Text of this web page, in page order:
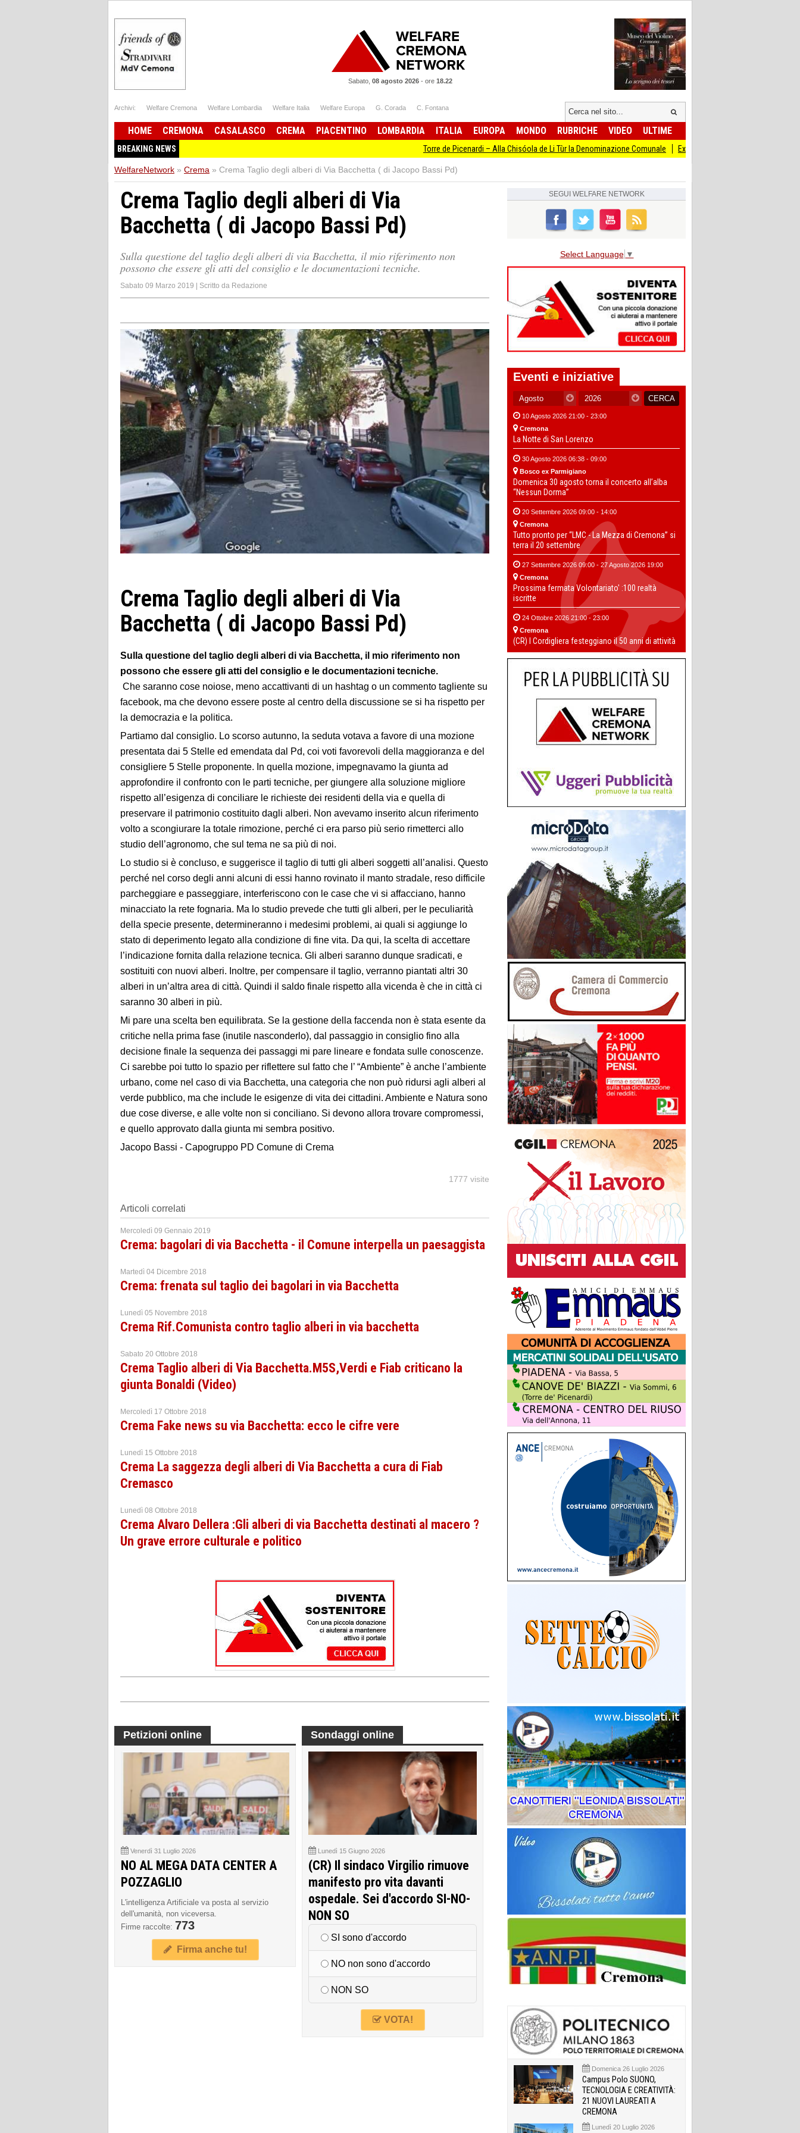
Sabato, 08 agosto 2026- ore 18.22
Archivi: Welfare Cremona Welfare Lombardia Welfare Italia Welfare Europa G. Corada C. Fontana
HOME CREMONA CASALASCO CREMA PIACENTINO LOMBARDIA ITALIA EUROPA MONDO RUBRICHE VIDEO ULTIME
BREAKING NEWS Torre de Picenardi – Alla Chisóola de Li Tùr la Denominazione Comunale Ex Ilva, Schlein e delegazione Pd incontrano
WelfareNetwork » Crema » Crema Taglio degli alberi di Via Bacchetta ( di Jacopo Bassi Pd)
Crema Taglio degli alberi di Via
Bacchetta ( di Jacopo Bassi Pd)
Sulla questione del taglio degli alberi di via Bacchetta, il mio riferimento non
possono che essere gli atti del consiglio e le documentazioni tecniche.
Sabato 09 Marzo 2019 | Scritto da Redazione
Crema Taglio degli alberi di Via
Bacchetta ( di Jacopo Bassi Pd)
Sulla questione del taglio degli alberi di via Bacchetta, il mio riferimento non
possono che essere gli atti del consiglio e le documentazioni tecniche.
Che saranno cose noiose, meno accattivanti di un hashtag o un commento tagliente su
facebook, ma che devono essere poste al centro della discussione se si ha rispetto per
la democrazia e la politica.
Partiamo dal consiglio. Lo scorso autunno, la seduta votava a favore di una mozione
presentata dai 5 Stelle ed emendata dal Pd, coi voti favorevoli della maggioranza e del
consigliere 5 Stelle proponente. In quella mozione, impegnavamo la giunta ad
approfondire il confronto con le parti tecniche, per giungere alla soluzione migliore
rispetto all’esigenza di conciliare le richieste dei residenti della via e quella di
preservare il patrimonio costituito dagli alberi. Non avevamo inserito alcun riferimento
volto a scongiurare la totale rimozione, perché ci era parso più serio rimetterci allo
studio dell’agronomo, che sul tema ne sa più di noi.
Lo studio si è concluso, e suggerisce il taglio di tutti gli alberi soggetti all’analisi. Questo
perché nel corso degli anni alcuni di essi hanno rovinato il manto stradale, reso difficile
parcheggiare e passeggiare, interferiscono con le case che vi si affacciano, hanno
minacciato la rete fognaria. Ma lo studio prevede che tutti gli alberi, per le peculiarità
della specie presente, determineranno i medesimi problemi, ai quali si aggiunge lo
stato di deperimento legato alla condizione di fine vita. Da qui, la scelta di accettare
l’indicazione fornita dalla relazione tecnica. Gli alberi saranno dunque sradicati, e
sostituiti con nuovi alberi. Inoltre, per compensare il taglio, verranno piantati altri 30
alberi in un’altra area di città. Quindi il saldo finale rispetto alla vicenda è che in città ci
saranno 30 alberi in più.
Mi pare una scelta ben equilibrata. Se la gestione della faccenda non è stata esente da
critiche nella prima fase (inutile nasconderlo), dal passaggio in consiglio fino alla
decisione finale la sequenza dei passaggi mi pare lineare e fondata sulle conoscenze.
Ci sarebbe poi tutto lo spazio per riflettere sul fatto che l’ “Ambiente” è anche l’ambiente
urbano, come nel caso di via Bacchetta, una categoria che non può ridursi agli alberi al
verde pubblico, ma che include le esigenze di vita dei cittadini. Ambiente e Natura sono
due cose diverse, e alle volte non si conciliano. Si devono allora trovare compromessi,
e quello approvato dalla giunta mi sembra positivo.
Jacopo Bassi - Capogruppo PD Comune di Crema
1777 visite
Articoli correlati
Mercoledì 09 Gennaio 2019
Crema: bagolari di via Bacchetta - il Comune interpella un paesaggista
Martedì 04 Dicembre 2018
Crema: frenata sul taglio dei bagolari in via Bacchetta
Lunedì 05 Novembre 2018
Crema Rif.Comunista contro taglio alberi in via bacchetta
Sabato 20 Ottobre 2018
Crema Taglio alberi di Via Bacchetta.M5S,Verdi e Fiab criticano la
giunta Bonaldi (Video)
Mercoledì 17 Ottobre 2018
Crema Fake news su via Bacchetta: ecco le cifre vere
Lunedì 15 Ottobre 2018
Crema La saggezza degli alberi di Via Bacchetta a cura di Fiab
Cremasco
Lunedì 08 Ottobre 2018
Crema Alvaro Dellera :Gli alberi di via Bacchetta destinati al macero ?
Un grave errore culturale e politico
Petizioni online
Venerdì 31 Luglio 2026
NO AL MEGA DATA CENTER A
POZZAGLIO
L'intelligenza Artificiale va posta al servizio
dell'umanità, non viceversa.
Firme raccolte: 773
Firma anche tu!
Sondaggi online
Lunedì 15 Giugno 2026
(CR) Il sindaco Virgilio rimuove
manifesto pro vita davanti
ospedale. Sei d'accordo SI-NO-
NON SO
SI sono d'accordo
NO non sono d'accordo
NON SO
VOTA!
SEGUI WELFARE NETWORK
Select Language ▼
Eventi e iniziative
10 Agosto 2026 21:00 - 23:00
Cremona
La Notte di San Lorenzo
30 Agosto 2026 06:38 - 09:00
Bosco ex Parmigiano
Domenica 30 agosto torna il concerto all’alba
“Nessun Dorma”
20 Settembre 2026 09:00 - 14:00
Cremona
Tutto pronto per “LMC - La Mezza di Cremona” si
terra il 20 settembre
27 Settembre 2026 09:00 - 27 Agosto 2026 19:00
Cremona
Prossima fermata Volontariato' :100 realtà
iscritte
24 Ottobre 2026 21:00 - 23:00
Cremona
(CR) I Cordigliera festeggiano il 50 anni di attività
Domenica 26 Luglio 2026
Campus Polo SUONO,
TECNOLOGIA E CREATIVITÀ:
21 NUOVI LAUREATI A
CREMONA
Lunedì 20 Luglio 2026